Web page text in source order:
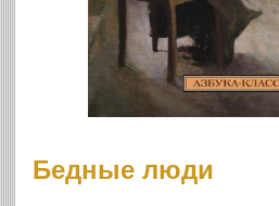
Бедные люди